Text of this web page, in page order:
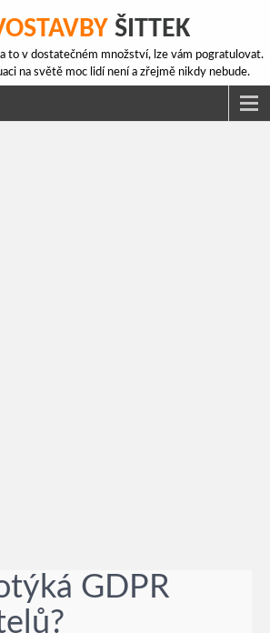
ŠITTEK
to v dostatečném množství, lze vám pogratulovat.
na světě moc lidí není a zřejmě nikdy nebude.
GDPR